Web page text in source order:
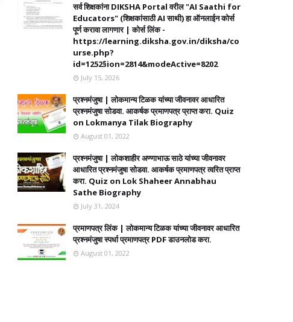
सर्व शिक्षकांना DIKSHA Portal वरील "AI Saathi for
Educators" (शिक्षकांसाठी AI साथी) हा ऑनलाईन कोर्स
पूर्ण करावा लागणार | कोर्स लिंक -
https://learning.diksha.gov.in/diksha/co
urse.php?
id=1252§ion=2814&modeActive=8202
July 15, 2026
प्रश्नमंजुषा | लोकमान्य टिळक यांच्या जीवनावर आधारित
प्रश्नमंजुषा सोडवा. आकर्षक प्रमाणपत्र प्राप्त करा. Quiz
on Lokmanya Tilak Biography
August 01, 2022
प्रश्नमंजुषा | लोकशाहीर अण्णाभाऊ साठे यांच्या जीवनावर
आधारित प्रश्नमंजुषा सोडवा. आकर्षक प्रमाणपत्र त्वरित प्राप्त
करा. Quiz on Lok Shaheer Annabhau
Sathe Biography
July 31, 2024
प्रमाणपत्र लिंक | लोकमान्य टिळक यांच्या जीवनावर आधारित
प्रश्नमंजुषा स्पर्धा प्रमाणपत्र PDF डाउनलोड करा.
August 01, 2022